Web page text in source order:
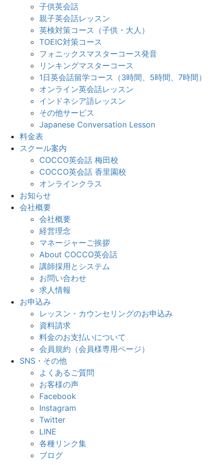
子供英会話
親子英会話レッスン
英検対策コース（子供・大人）
TOEIC対策コース
フォニックスマスターコース発音
リンキングマスターコース
1日英会話留学コース（3時間、5時間、7時間）
オンライン英会話レッスン
インドネシア語レッスン
その他サービス
Japanese Conversation Lesson
料金表
スクール案内
COCCO英会話 梅田校
COCCO英会話 香里園校
オンラインクラス
お知らせ
会社概要
会社概要
経営理念
マネージャーご挨拶
About COCCO英会話
講師採用とシステム
お問い合わせ
求人情報
お申込み
レッスン・カウンセリングのお申込み
資料請求
料金のお支払いについて
会員規約（会員様専用ページ）
SNS・その他
よくあるご質問
お客様の声
Facebook
Instagram
Twitter
LINE
各種リンク集
ブログ